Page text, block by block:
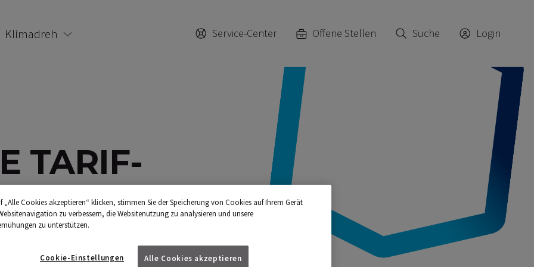
Klimadreh Service-Center Offene Stellen Suche Login
TARIF-
Hier finden Sie aktuelle und
„Alle Cookies akzeptieren“ klicken, stimmen Sie der Speicherung von Cookies auf Ihrem Gerät
zu verbessern, die Websitenutzung zu analysieren und unsere
zu unterstützen.
Alle Cookies akzeptieren
Cookie-Einstellungen